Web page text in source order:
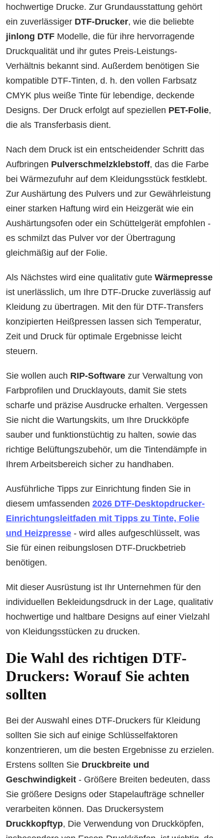
hochwertige Drucke. Zur Grundausstattung gehört
ein zuverlässiger DTF-Drucker, wie die beliebte
jinlong DTF Modelle, die für ihre hervorragende
Druckqualität und ihr gutes Preis-Leistungs-
Verhältnis bekannt sind. Außerdem benötigen Sie
kompatible DTF-Tinten, d. h. den vollen Farbsatz
CMYK plus weiße Tinte für lebendige, deckende
Designs. Der Druck erfolgt auf speziellen PET-Folie,
die als Transferbasis dient.
Nach dem Druck ist ein entscheidender Schritt das
Aufbringen Pulverschmelzklebstoff, das die Farbe
bei Wärmezufuhr auf dem Kleidungsstück festklebt.
Zur Aushärtung des Pulvers und zur Gewährleistung
einer starken Haftung wird ein Heizgerät wie ein
Aushärtungsofen oder ein Schüttelgerät empfohlen -
es schmilzt das Pulver vor der Übertragung
gleichmäßig auf der Folie.
Als Nächstes wird eine qualitativ gute Wärmepresse
ist unerlässlich, um Ihre DTF-Drucke zuverlässig auf
Kleidung zu übertragen. Mit den für DTF-Transfers
konzipierten Heißpressen lassen sich Temperatur,
Zeit und Druck für optimale Ergebnisse leicht
steuern.
Sie wollen auch RIP-Software zur Verwaltung von
Farbprofilen und Drucklayouts, damit Sie stets
scharfe und präzise Ausdrucke erhalten. Vergessen
Sie nicht die Wartungskits, um Ihre Druckköpfe
sauber und funktionstüchtig zu halten, sowie das
richtige Belüftungszubehör, um die Tintendämpfe in
Ihrem Arbeitsbereich sicher zu handhaben.
Ausführliche Tipps zur Einrichtung finden Sie in
diesem umfassenden 2026 DTF-Desktopdrucker-
Einrichtungsleitfaden mit Tipps zu Tinte, Folie
und Heizpresse - wird alles aufgeschlüsselt, was
Sie für einen reibungslosen DTF-Druckbetrieb
benötigen.
Mit dieser Ausrüstung ist Ihr Unternehmen für den
individuellen Bekleidungsdruck in der Lage, qualitativ
hochwertige und haltbare Designs auf einer Vielzahl
von Kleidungsstücken zu drucken.
Die Wahl des richtigen DTF-
Druckers: Worauf Sie achten
sollten
Bei der Auswahl eines DTF-Druckers für Kleidung
sollten Sie sich auf einige Schlüsselfaktoren
konzentrieren, um die besten Ergebnisse zu erzielen.
Erstens sollten Sie Druckbreite und
Geschwindigkeit - Größere Breiten bedeuten, dass
Sie größere Designs oder Stapelaufträge schneller
verarbeiten können. Das Druckersystem
Druckkopftyp, Die Verwendung von Druckköpfen,